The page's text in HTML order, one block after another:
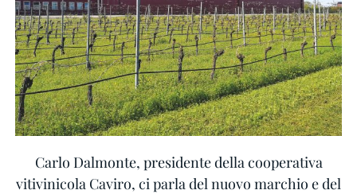
Carlo Dalmonte, presidente della cooperativa
vitivinicola Caviro, ci parla del nuovo marchio e del